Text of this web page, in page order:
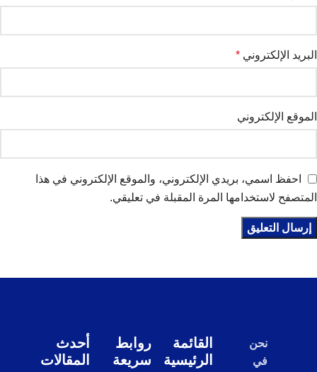
البريد الإلكتروني *
الموقع الإلكتروني
احفظ اسمي، بريدي الإلكتروني، والموقع الإلكتروني في هذا
المتصفح لاستخدامها المرة المقبلة في تعليقي.
نحن
في
القائمة
الرئيسية
روابط
سريعة
أحدث
المقالات